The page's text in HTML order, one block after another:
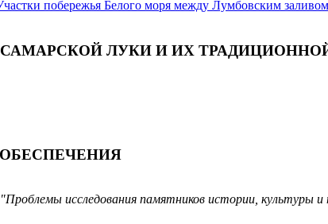
побережья Белого моря между Лумбовским
ЛУКИ И ИХ
исследования памятников истории, культуры и